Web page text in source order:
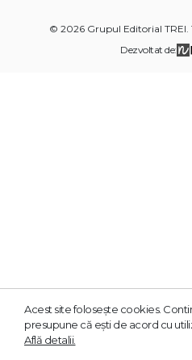
© 2026 Grupul Editorial TREI.
Dezvoltat de:
Acest site foloseşte cookies.
presupune că eşti de acord cu
Află detalii.